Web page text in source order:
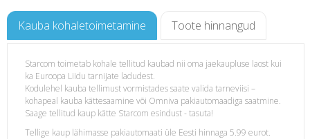
Kauba kohaletoimetamine Toote hinnangud
Starcom toimetab kohale tellitud kaubad nii oma jaekaupluse laost kui
ka Euroopa Liidu tarnijate ladudest.
Kodulehel kauba tellimust vormistades saate valida tarneviisi –
kohapeal kauba kättesaamine või Omniva pakiautomaadiga saatmine.
Saage tellitud kaup kätte Starcom esindust - tasuta!
Tellige kaup lähimasse pakiautomaati üle Eesti hinnaga 5.99 eurot.